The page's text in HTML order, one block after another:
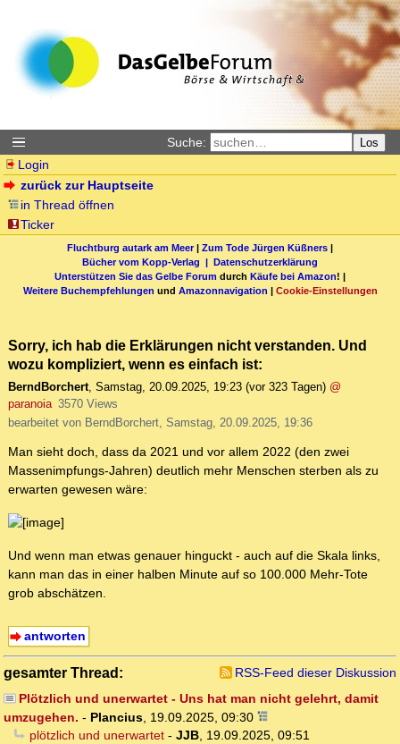
Suche: Los
Login
zurück zur Hauptseite
in Thread öffnen
Ticker
Fluchtburg autark am Meer| Zum Tode Jürgen Küßners |
Bücher vom Kopp-Verlag | Datenschutzerklärung
Unterstützen Sie das Gelbe Forum durch Käufe bei Amazon! |
Weitere Buchempfehlungen und Amazonnavigation | Cookie-Einstellungen
Sorry, ich hab die Erklärungen nicht verstanden. Und
wozu kompliziert, wenn es einfach ist:
BerndBorchert, Samstag, 20.09.2025, 19:23 (vor 323 Tagen) @
paranoia 3570 Views
bearbeitet von BerndBorchert, Samstag, 20.09.2025, 19:36
Man sieht doch, dass da 2021 und vor allem 2022 (den zwei
Massenimpfungs-Jahren) deutlich mehr Menschen sterben als zu
erwarten gewesen wäre:
Und wenn man etwas genauer hinguckt - auch auf die Skala links,
kann man das in einer halben Minute auf so 100.000 Mehr-Tote
grob abschätzen.
antworten
gesamter Thread:
RSS-Feed dieser Diskussion
Plötzlich und unerwartet - Uns hat man nicht gelehrt, damit
umzugehen. - Plancius, 19.09.2025, 09:30
plötzlich und unerwartet- JJB, 19.09.2025, 09:51